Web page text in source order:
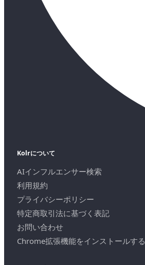
Kolrについて
AIインフルエンサー検索
利用規約
プライバシーポリシー
特定商取引法に基づく表記
お問い合わせ
Chrome拡張機能をインストールする